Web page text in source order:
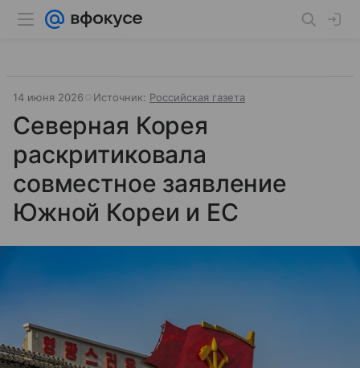
14 июня 2026 Источник: Российская газета
Северная Корея
раскритиковала
совместное заявление
Южной Кореи и ЕС